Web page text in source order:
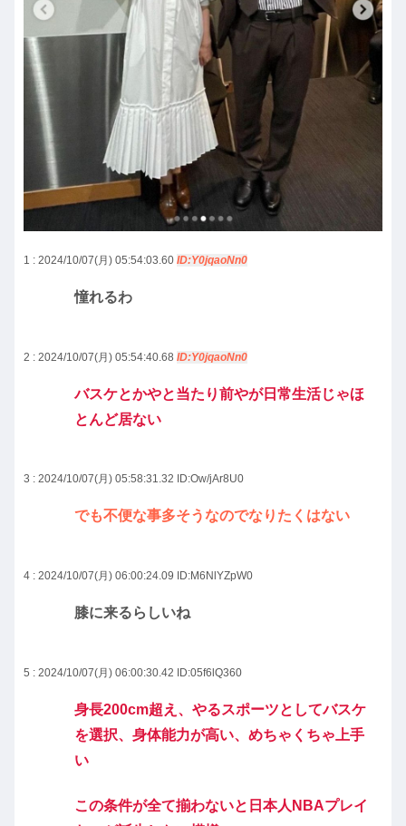
1 : 2024/10/07(月) 05:54:03.60 ID:Y0jqaoNn0
憧れるわ
2 : 2024/10/07(月) 05:54:40.68 ID:Y0jqaoNn0
バスケとかやと当たり前やが日常生活じゃほ
とんど居ない
3 : 2024/10/07(月) 05:58:31.32 ID:Ow/jAr8U0
でも不便な事多そうなのでなりたくはない
4 : 2024/10/07(月) 06:00:24.09 ID:M6NlYZpW0
膝に来るらしいね
5 : 2024/10/07(月) 06:00:30.42 ID:05f6lQ360
身長200cm超え、やるスポーツとしてバスケ
を選択、身体能力が高い、めちゃくちゃ上手
い
この条件が全て揃わないと日本人NBAプレイ